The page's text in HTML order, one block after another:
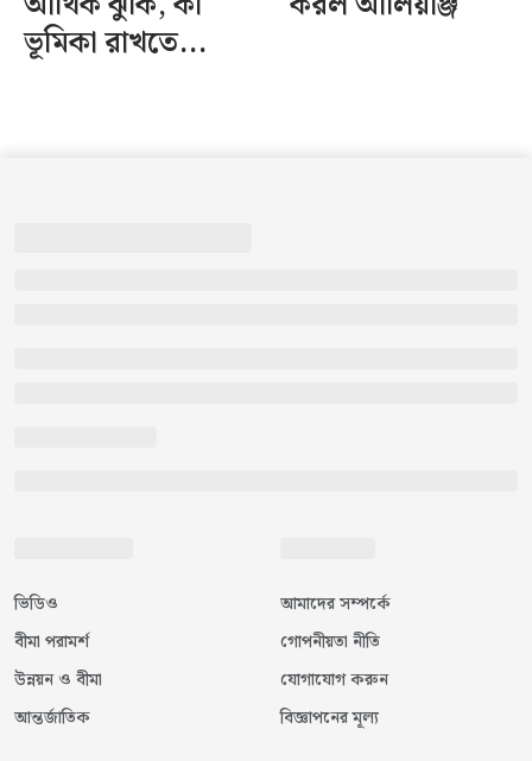
ভূমিকা রাখতে...
ভিডিও
বীমা পরামর্শ
উন্নয়ন ও বীমা
আন্তর্জাতিক
আমাদের সম্পর্কে
গোপনীয়তা নীতি
যোগাযোগ করুন
বিজ্ঞাপনের মূল্য